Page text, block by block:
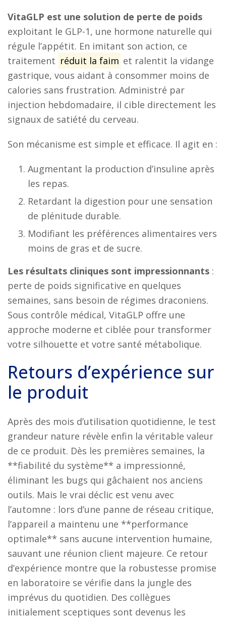
VitaGLP est une solution de perte de poids
exploitant le GLP-1, une hormone naturelle qui
régule l’appétit. En imitant son action, ce
traitement réduit la faim et ralentit la vidange
gastrique, vous aidant à consommer moins de
calories sans frustration. Administré par
injection hebdomadaire, il cible directement les
signaux de satiété du cerveau.
Son mécanisme est simple et efficace. Il agit en :
Augmentant la production d’insuline après
les repas.
Retardant la digestion pour une sensation
de plénitude durable.
Modifiant les préférences alimentaires vers
moins de gras et de sucre.
Les résultats cliniques sont impressionnants :
perte de poids significative en quelques
semaines, sans besoin de régimes draconiens.
Sous contrôle médical, VitaGLP offre une
approche moderne et ciblée pour transformer
votre silhouette et votre santé métabolique.
Retours d’expérience sur
le produit
Après des mois d’utilisation quotidienne, le test
grandeur nature révèle enfin la véritable valeur
de ce produit. Dès les premières semaines, la
**fiabilité du système** a impressionné,
éliminant les bugs qui gâchaient nos anciens
outils. Mais le vrai déclic est venu avec
l’automne : lors d’une panne de réseau critique,
l’appareil a maintenu une **performance
optimale** sans aucune intervention humaine,
sauvant une réunion client majeure. Ce retour
d’expérience montre que la robustesse promise
en laboratoire se vérifie dans la jungle des
imprévus du quotidien. Des collègues
initialement sceptiques sont devenus les